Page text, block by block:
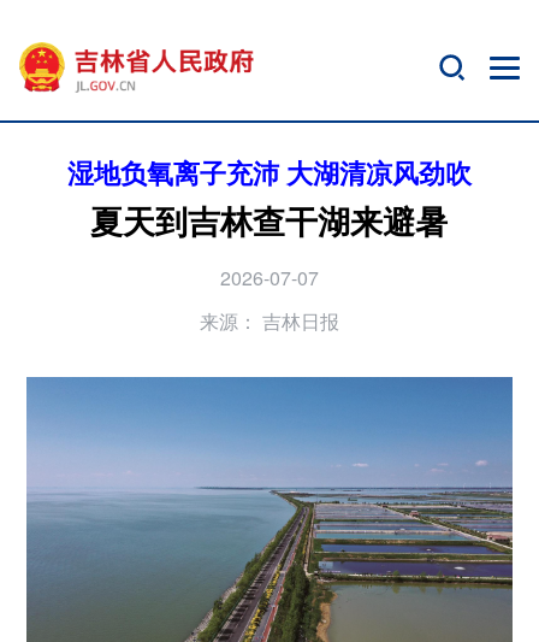
湿地负氧离子充沛 大湖清凉风劲吹
夏天到吉林查干湖来避暑
2026-07-07
来源： 吉林日报